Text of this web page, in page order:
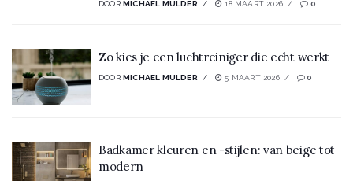
DOOR MICHAEL MULDER 18 MAART 2026 0
Zo kies je een luchtreiniger die echt werkt
DOOR MICHAEL MULDER 5 MAART 2026 0
Badkamer kleuren en -stijlen: van beige tot
modern